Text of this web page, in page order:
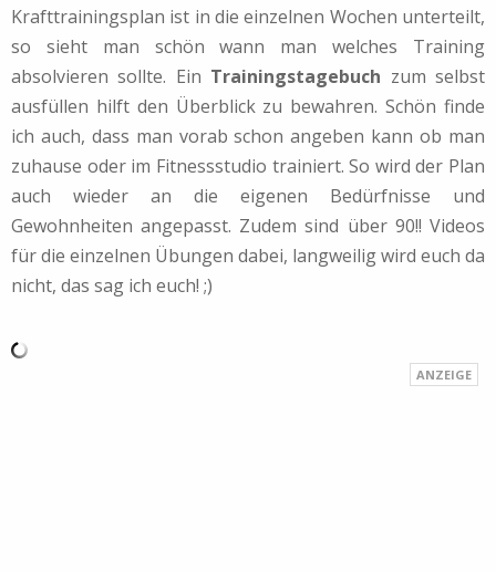
Krafttrainingsplan ist in die einzelnen Wochen unterteilt,
so sieht man schön wann man welches Training
absolvieren sollte. Ein Trainingstagebuch zum selbst
ausfüllen hilft den Überblick zu bewahren. Schön finde
ich auch, dass man vorab schon angeben kann ob man
zuhause oder im Fitnessstudio trainiert. So wird der Plan
auch wieder an die eigenen Bedürfnisse und
Gewohnheiten angepasst. Zudem sind über 90!! Videos
für die einzelnen Übungen dabei, langweilig wird euch da
nicht, das sag ich euch! ;)